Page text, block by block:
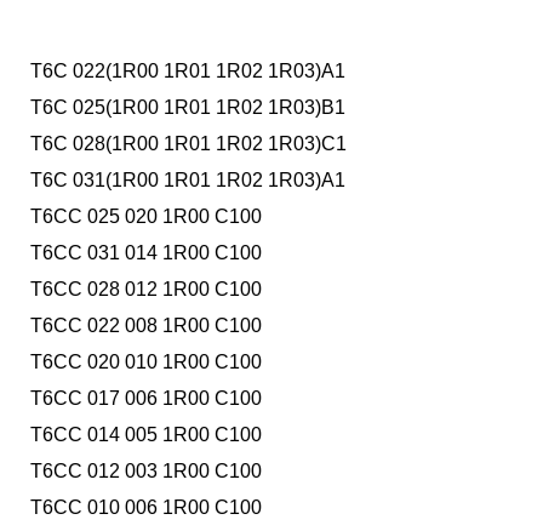
T6C 022(1R00 1R01 1R02 1R03)A1
T6C 025(1R00 1R01 1R02 1R03)B1
T6C 028(1R00 1R01 1R02 1R03)C1
T6C 031(1R00 1R01 1R02 1R03)A1
T6CC 025 020 1R00 C100
T6CC 031 014 1R00 C100
T6CC 028 012 1R00 C100
T6CC 022 008 1R00 C100
T6CC 020 010 1R00 C100
T6CC 017 006 1R00 C100
T6CC 014 005 1R00 C100
T6CC 012 003 1R00 C100
T6CC 010 006 1R00 C100